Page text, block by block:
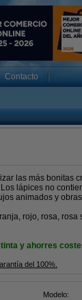
Contacto
las más bonitas
lápices no
animados y
rojo, rosa,
y ahorres
del 100%.
Modelo: